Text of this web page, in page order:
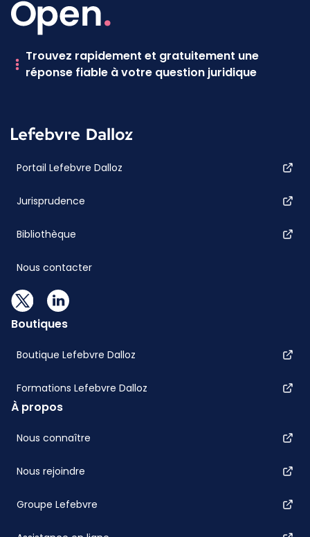
Trouvez rapidement et gratuitement une
réponse fiable à votre question juridique
Portail Lefebvre Dalloz
Jurisprudence
Bibliothèque
Nous contacter
Boutiques
Boutique Lefebvre Dalloz
Formations Lefebvre Dalloz
À propos
Nous connaître
Nous rejoindre
Groupe Lefebvre